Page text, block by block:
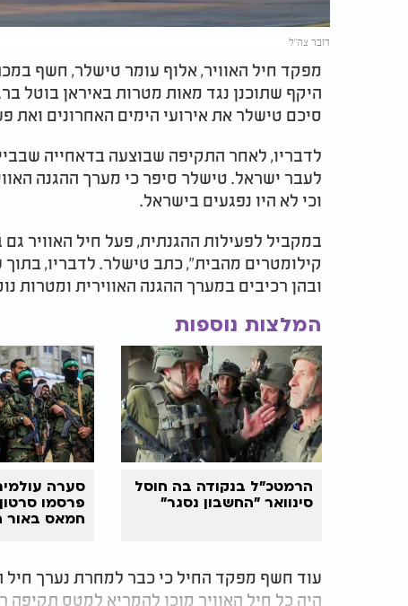
דובר צה"ל
מפקד חיל האוויר, אלוף עומר טישלר, חשף
היקף שתוכנן נגד מאות מטרות באיראן בוטל
סיכם טישלר את אירועי הימים האחרונים ואת
לדבריו, לאחר התקיפה שבוצעה בדאחייה
לעבר ישראל. טישלר סיפר כי מערך ההגנה
וכי לא היו נפגעים בישראל.
קילומטרים מהבית", כתב טישלר. לדבריו,
ובהן רכיבים במערך ההגנה האווירית ומטרות
המלצות נוספות
הרמטכ״ל בנקודה בה חוסל
סינוואר "החשבון נסגר"
פרסמו
חמאס באור
עוד חשף מפקד החיל כי כבר למחרת נערך חיל
היה כל חיל האוויר מוכן להמריא למטס